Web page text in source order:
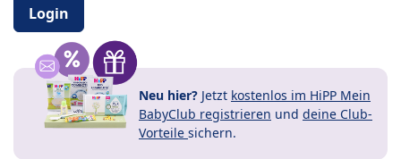
Login
Neu hier? Jetzt kostenlos im HiPP Mein
BabyClub registrieren und deine Club-
Vorteile sichern.